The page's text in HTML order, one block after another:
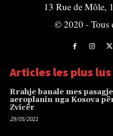
13 Rue de Môle,
© 2020 - Tous
Articles les plus lus
Rrahje banale mes
aeroplanin nga Kosova
Zvicër
29/05/2021